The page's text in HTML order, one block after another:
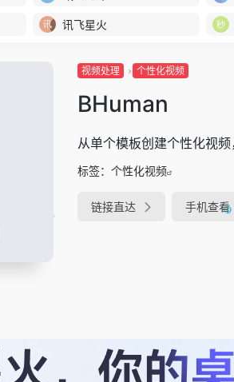
讯飞星火
视频处理 个性化视频
BHuman
从单个模板创建个性化视频
标签： 个性化视频
链接直达 手机查看